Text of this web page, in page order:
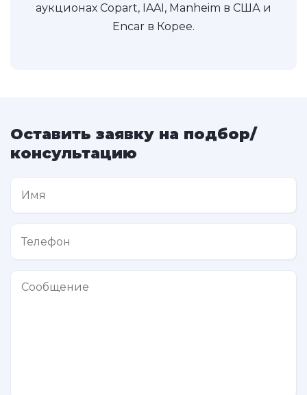
аукционах Copart, IAAI, Manheim в США и
Encar в Корее.
Оставить заявку на подбор/
консультацию